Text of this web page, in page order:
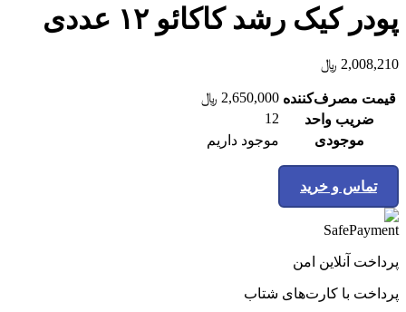
پودر کیک رشد کاکائو ۱۲ عددی
2,008,210 ﷼
قیمت مصرف‌کننده 2,650,000 ﷼
ضریب واحد
12
موجودی
موجود داریم
تماس و خرید
پرداخت آنلاین امن
پرداخت با کارت‌های شتاب